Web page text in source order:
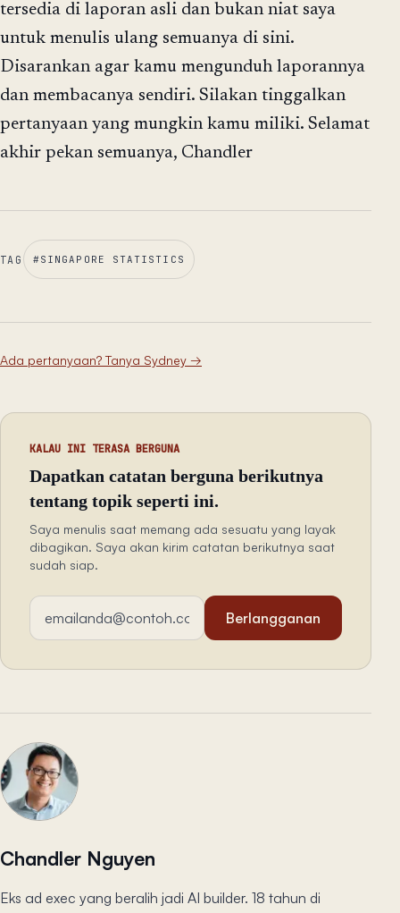
tersedia di laporan asli dan bukan niat saya
untuk menulis ulang semuanya di sini.
Disarankan agar kamu mengunduh laporannya
dan membacanya sendiri. Silakan tinggalkan
pertanyaan yang mungkin kamu miliki. Selamat
akhir pekan semuanya, Chandler
TAG #SINGAPORE STATISTICS
Ada pertanyaan? Tanya Sydney →
KALAU INI TERASA BERGUNA
Dapatkan catatan berguna berikutnya
tentang topik seperti ini.
Saya menulis saat memang ada sesuatu yang layak
dibagikan. Saya akan kirim catatan berikutnya saat
sudah siap.
Alamat email
Berlangganan
Chandler Nguyen
Eks ad exec yang beralih jadi AI builder. 18 tahun di